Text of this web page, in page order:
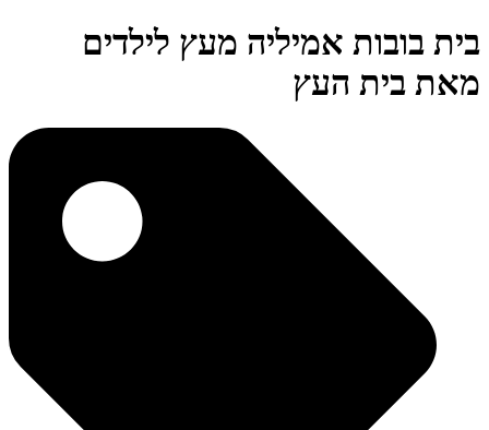
בית בובות אמיליה מעץ לילדים
מאת בית העץ